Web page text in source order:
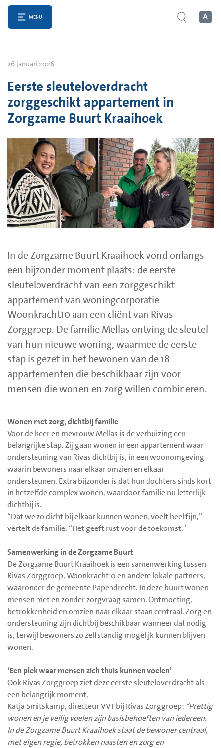
MENU
26 januari 2026
Eerste sleuteloverdracht
zorggeschikt appartement in
Zorgzame Buurt Kraaihoek
In de Zorgzame Buurt Kraaihoek vond onlangs
een bijzonder moment plaats: de eerste
sleuteloverdracht van een zorggeschikt
appartement van woningcorporatie
Woonkracht10 aan een cliënt van Rivas
Zorggroep. De familie Mellas ontving de sleutel
van hun nieuwe woning, waarmee de eerste
stap is gezet in het bewonen van de 18
appartementen die beschikbaar zijn voor
mensen die wonen en zorg willen combineren.
Wonen met zorg, dichtbij familie
Voor de heer en mevrouw Mellas is de verhuizing een
belangrijke stap. Zij gaan wonen in een appartement waar
ondersteuning van Rivas dichtbij is, in een woonomgeving
waarin bewoners naar elkaar omzien en elkaar
ondersteunen. Extra bijzonder is dat hun dochters sinds kort
in hetzelfde complex wonen, waardoor familie nu letterlijk
dichtbij is.
“Dat we zo dicht bij elkaar kunnen wonen, voelt heel fijn,”
vertelt de familie. “Het geeft rust voor de toekomst.”
Samenwerking in de Zorgzame Buurt
De Zorgzame Buurt Kraaihoek is een samenwerking tussen
Rivas Zorggroep, Woonkracht10 en andere lokale partners,
waaronder de gemeente Papendrecht. In deze buurt wonen
mensen met en zonder zorgvraag samen. Ontmoeting,
betrokkenheid en omzien naar elkaar staan centraal. Zorg en
ondersteuning zijn dichtbij beschikbaar wanneer dat nodig
is, terwijl bewoners zo zelfstandig mogelijk kunnen blijven
wonen.
‘Een plek waar mensen zich thuis kunnen voelen’
Ook Rivas Zorggroep ziet deze eerste sleuteloverdracht als
een belangrijk moment.
Katja Smitskamp, directeur VVT bij Rivas Zorggroep: “Prettig
wonen en je veilig voelen zijn basisbehoeften van iedereen.
In de Zorgzame Buurt Kraaihoek staat de bewoner centraal,
met eigen regie, betrokken naasten en zorg en